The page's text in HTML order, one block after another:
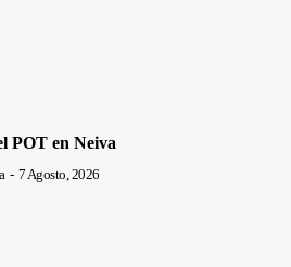
POT en Neiva
- 7 Agosto, 2026